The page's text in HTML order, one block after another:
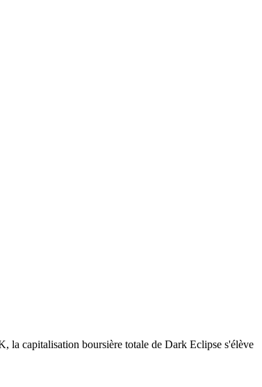
capitalisation boursière totale de Dark Eclipse s'élève